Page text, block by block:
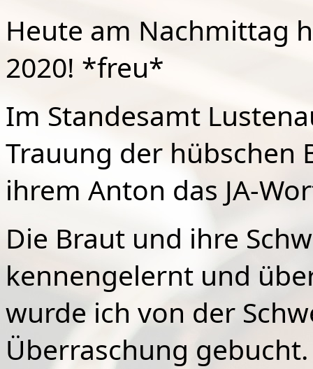
Heute am Nachmittag
2020! *freu*
Im Standesamt
Trauung der hübschen
ihrem Anton das JA-
Die Braut und ihre
kennengelernt und
wurde ich von der
Überraschung gebucht.